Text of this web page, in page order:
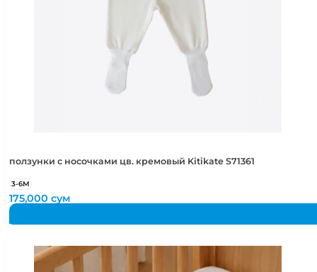
ползунки с носочками цв. кремовый Kitikate S71361
3-6М
175,000сум